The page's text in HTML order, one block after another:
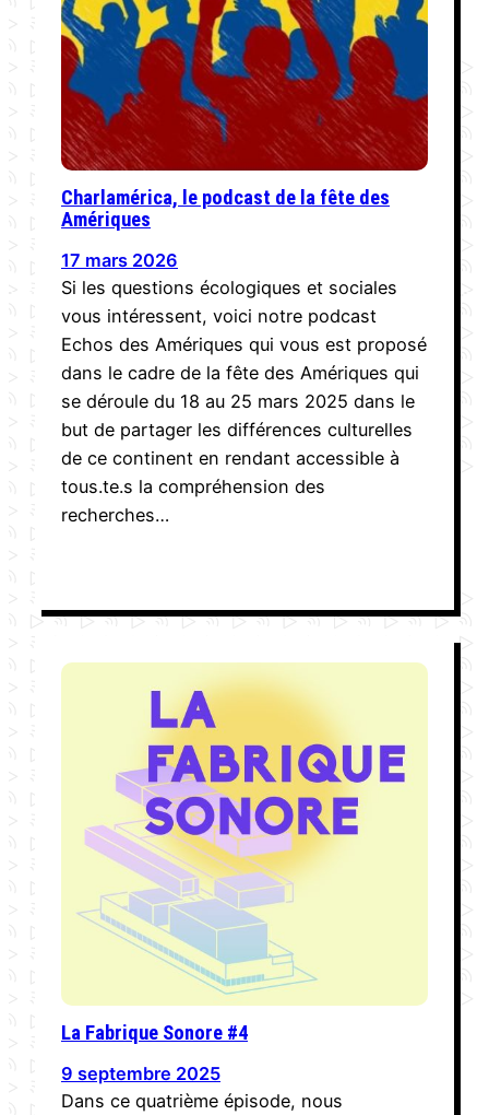
Charlamérica, le podcast de la fête des
Amériques
17 mars 2026
Si les questions écologiques et sociales
vous intéressent, voici notre podcast
Echos des Amériques qui vous est proposé
dans le cadre de la fête des Amériques qui
se déroule du 18 au 25 mars 2025 dans le
but de partager les différences culturelles
de ce continent en rendant accessible à
tous.te.s la compréhension des
recherches…
La Fabrique Sonore #4
9 septembre 2025
Dans ce quatrième épisode, nous